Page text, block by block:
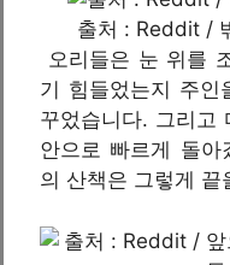
출처 : Reddit /
오리들은 눈 위를
기 힘들었는지 주
꾸었습니다. 그리고
안으로 빠르게 돌아
의 산책은 그렇게 끝